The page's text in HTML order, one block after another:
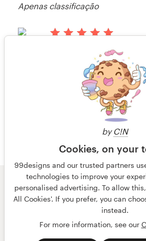
by C!N
Cookies, on your
99designs and our trusted partners
technologies to improve your
personalised advertising. To allow
All Cookies'. If you prefer, you can
instead.
For more information, see our
Visualizar seu concurso
LakeViewGrasmere
Visualizar seu concurso
Apenas classificação
1 de 6
© 99designs
por
Termos e condições
Dados sobre a
português